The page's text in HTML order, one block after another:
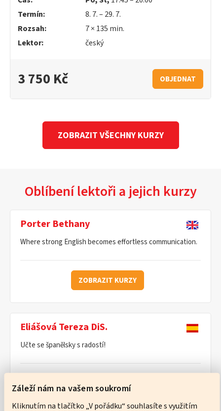
Záleží nám na vašem soukromí
Kliknutím na tlačítko „V pořádku“ souhlasíte s využitím
Termín:
8. 7. – 29. 7.
Rozsah:
7 × 135 min.
Lektor:
český
3 750 Kč OBJEDNAT
ZOBRAZIT VŠECHNY KURZY
Oblíbení lektoři a jejich kurzy
Porter Bethany
Where strong English becomes effortless communication.
ZOBRAZIT KURZY
Eliášová Tereza DiS.
Učte se španělsky s radostí!
ZOBRAZIT KURZY